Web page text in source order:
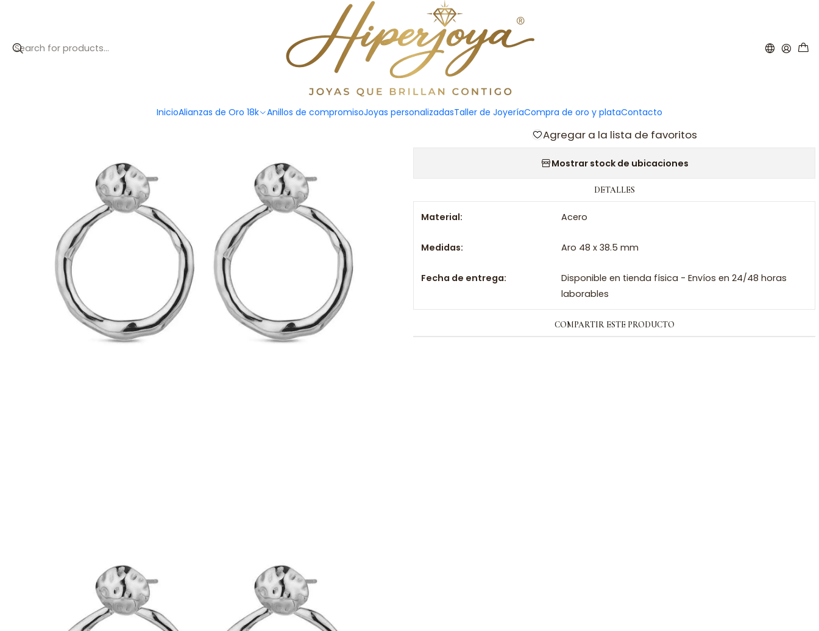
InicioAlianzas de Oro 18k Anillos de compromisoJoyas personalizadasTaller de JoyeríaCompra de oro y plataContacto
Cantidad
Agregar al carro
Agregar a la lista de favoritos
Mostrar stock de ubicaciones
DETALLES
Material: Acero
Medidas: Aro 48 x 38.5 mm
Fecha de entrega:
Disponible en tienda física - Envíos en 24/48 horas
laborables
COMPARTIR ESTE PRODUCTO